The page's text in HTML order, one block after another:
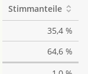
Stimmanteile
35,4 %
64,6 %